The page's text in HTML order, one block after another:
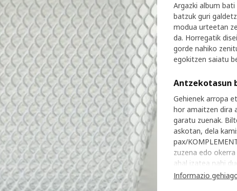
Argazki album
batzuk guri
modua urteetan
da. Horregatik
gorde nahiko
egokitzen saiatu
Antzekotasun
Gehienek arropa
hor amaitzen dira
garatu zuenak.
askotan, dela
pax/
zuzena edo
ahal izatea nahi
Informazio